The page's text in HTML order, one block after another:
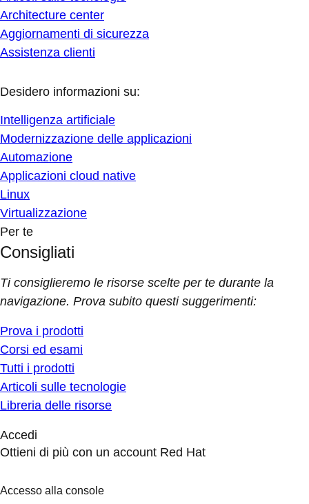
Architecture center
Aggiornamenti di sicurezza
Assistenza clienti
Desidero informazioni su:
Intelligenza artificiale
Modernizzazione delle applicazioni
Automazione
Applicazioni cloud native
Linux
Virtualizzazione
Per te
Consigliati
Ti consiglieremo le risorse scelte per te durante la
navigazione. Prova subito questi suggerimenti:
Prova i prodotti
Corsi ed esami
Tutti i prodotti
Articoli sulle tecnologie
Libreria delle risorse
Accedi
Ottieni di più con un account Red Hat
Accesso alla console